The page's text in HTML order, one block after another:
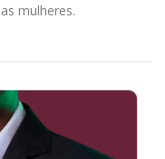
mulheres.